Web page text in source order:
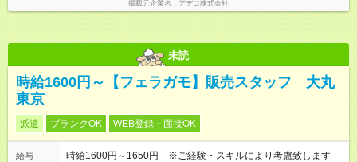
掲載元企業名 アデコ株式会社
未読
時給1600円～【フェラガモ】販売スタッフ 大丸
東京
派遣 ブランクOK WEB登録・面接OK
給与
時給1600円～1650円 ※ご経験・スキルにより考慮致します